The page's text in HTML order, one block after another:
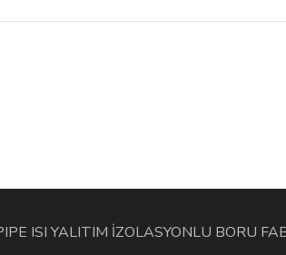
ISI YALITIM İZOLASYONLU BORU